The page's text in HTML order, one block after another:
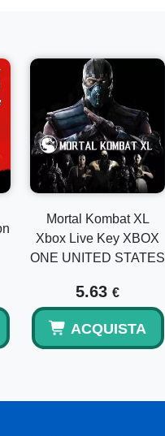
Mortal Kombat XL
Xbox Live Key XBOX
ONE UNITED STATES
5.63 €
ACQUISTA